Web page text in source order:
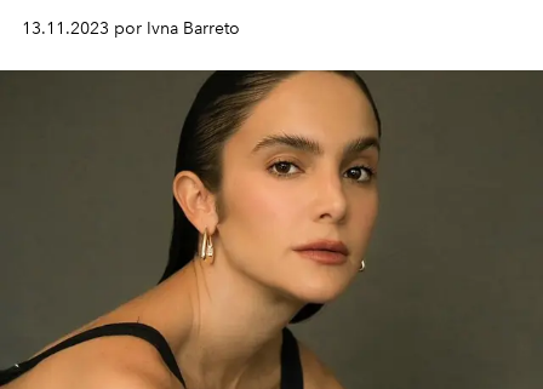
13.11.2023 por Ivna Barreto